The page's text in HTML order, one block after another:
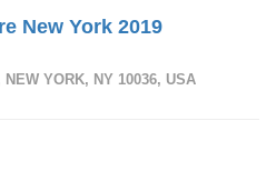
New York 2019
NEW YORK, NY 10036, USA